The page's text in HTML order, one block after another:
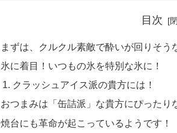
目次
まずは、クルクル素敵で酔いが回りそう
氷に着目！いつもの氷を特別な氷に！
クラッシュアイス派の貴方には！
おつまみは「缶詰派」な貴方にぴったり
焼台にも革命が起こっているようです！